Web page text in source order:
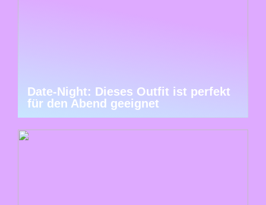
Date-Night: Dieses Outfit ist perfekt
für den Abend geeignet